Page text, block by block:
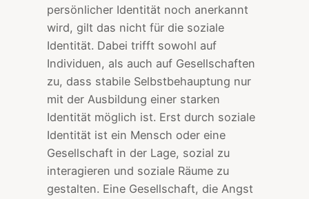
persönlicher Identität noch anerkannt
wird, gilt das nicht für die soziale
Identität. Dabei trifft sowohl auf
Individuen, als auch auf Gesellschaften
zu, dass stabile Selbstbehauptung nur
mit der Ausbildung einer starken
Identität möglich ist. Erst durch soziale
Identität ist ein Mensch oder eine
Gesellschaft in der Lage, sozial zu
interagieren und soziale Räume zu
gestalten. Eine Gesellschaft, die Angst